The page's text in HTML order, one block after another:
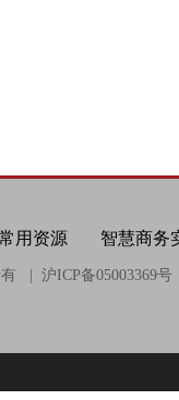
用资源 智慧商务
| 沪ICP备05003369号